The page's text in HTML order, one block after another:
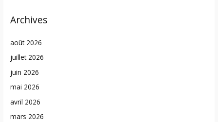
Archives
août 2026
juillet 2026
juin 2026
mai 2026
avril 2026
mars 2026